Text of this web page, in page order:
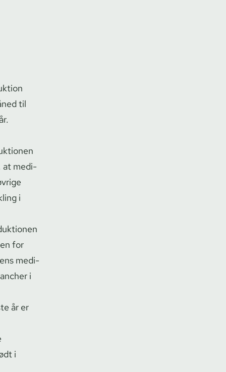
til
at me­di­
i
for
me­di­
i
år er
i